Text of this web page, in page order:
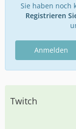
Sie haben noch
Registrieren
Anmelden
Twitch